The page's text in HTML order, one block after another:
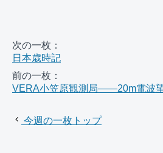
次の一枚：
日本歳時記
前の一枚：
VERA小笠原観測局――20m電波望
今週の一枚トップ